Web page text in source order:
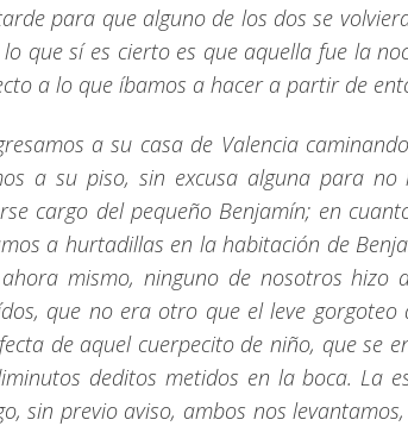
para que alguno de los dos se
que sí es cierto es que aquella fue la
a lo que íbamos a hacer a partir de
a su casa de Valencia
a su piso, sin excusa alguna para
cargo del pequeño Benjamín; en
a hurtadillas en la habitación de
mismo, ninguno de nosotros hizo
que no era otro que el leve gorgoteo
de aquel cuerpecito de niño, que se
deditos metidos en la boca. La
sin previo aviso, ambos nos